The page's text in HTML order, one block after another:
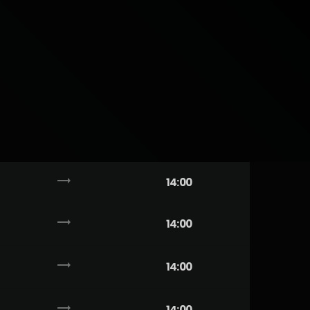
trending_flat 14:00
trending_flat 14:00
trending_flat 14:00